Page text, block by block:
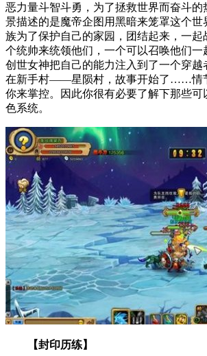
恶力量斗智斗勇，为了拯救世界而奋斗的
景描述的是魔帝企图用黑暗来笼罩这个世
族为了保护自己的家园，团结起来，一起
个统帅来统领他们，一个可以召唤他们一
创世女神把自己的能力注入到了一个穿越
在新手村——星陨村，故事开始了……情
你来掌控。因此你很有必要了解下那些可
色系统。
【封印历练】